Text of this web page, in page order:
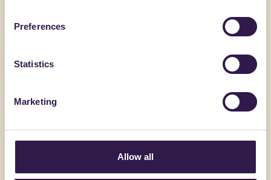
Preferences
Statistics
Marketing
Allow all